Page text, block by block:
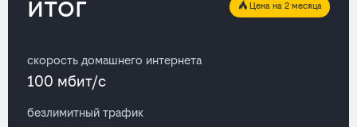
Цена на 2 месяца
скорость домашнего интернета
100 мбит/с
безлимитный трафик